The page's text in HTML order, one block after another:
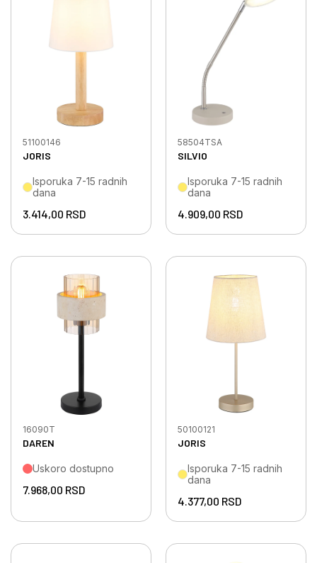
JORIS
51100146
Isporuka 7-15 radnih
dana
3.414,00 RSD
SILVIO
58504TSA
Isporuka 7-15 radnih
dana
4.909,00 RSD
DAREN
16090T
Uskoro dostupno
7.968,00 RSD
JORIS
50100121
Isporuka 7-15 radnih
dana
4.377,00 RSD